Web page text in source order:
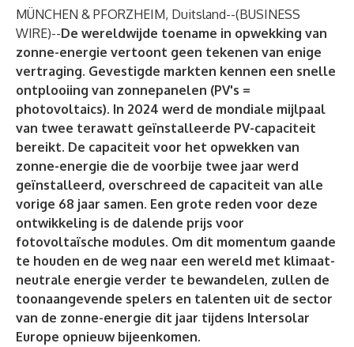
MÜNCHEN & PFORZHEIM, Duitsland--(BUSINESS
WIRE)--De wereldwijde toename in opwekking van
zonne-energie vertoont geen tekenen van enige
vertraging. Gevestigde markten kennen een snelle
ontplooiing van zonnepanelen (PV's =
photovoltaics). In 2024 werd de mondiale mijlpaal
van twee terawatt geïnstalleerde PV-capaciteit
bereikt. De capaciteit voor het opwekken van
zonne-energie die de voorbije twee jaar werd
geïnstalleerd, overschreed de capaciteit van alle
vorige 68 jaar samen. Een grote reden voor deze
ontwikkeling is de dalende prijs voor
fotovoltaïsche modules. Om dit momentum gaande
te houden en de weg naar een wereld met klimaat-
neutrale energie verder te bewandelen, zullen de
toonaangevende spelers en talenten uit de sector
van de zonne-energie dit jaar tijdens Intersolar
Europe opnieuw bijeenkomen.